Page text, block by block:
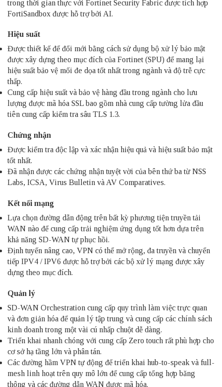
trong thời gian thực với Fortinet Security Fabric được tích hợp
FortiSandbox được hỗ trợ bởi AI.
Hiệu suất
Được thiết kế để đổi mới bằng cách sử dụng bộ xử lý bảo mật
được xây dựng theo mục đích của Fortinet (SPU) để mang lại
hiệu suất bảo vệ mối đe dọa tốt nhất trong ngành và độ trễ cực
thấp.
Cung cấp hiệu suất và bảo vệ hàng đầu trong ngành cho lưu
lượng được mã hóa SSL bao gồm nhà cung cấp tường lửa đầu
tiên cung cấp kiểm tra sâu TLS 1.3.
Chứng nhận
Được kiểm tra độc lập và xác nhận hiệu quả và hiệu suất bảo mật
tốt nhất.
Đã nhận được các chứng nhận tuyệt vời của bên thứ ba từ NSS
Labs, ICSA, Virus Bulletin và AV Comparatives.
Kết nối mạng
Lựa chọn đường dẫn động trên bất kỳ phương tiện truyền tải
WAN nào để cung cấp trải nghiệm ứng dụng tốt hơn dựa trên
khả năng SD-WAN tự phục hồi.
Định tuyến nâng cao, VPN có thể mở rộng, đa truyền và chuyển
tiếp IPV4 / IPV6 được hỗ trợ bởi các bộ xử lý mạng được xây
dựng theo mục đích.
Quản lý
SD-WAN Orchestration cung cấp quy trình làm việc trực quan
và đơn giản hóa để quản lý tập trung và cung cấp các chính sách
kinh doanh trong một vài cú nhấp chuột dễ dàng.
Triển khai nhanh chóng với cung cấp Zero touch rất phù hợp cho
cơ sở hạ tầng lớn và phân tán.
Các đường hầm VPN tự động để triển khai hub-to-speak và full-
mesh linh hoạt trên quy mô lớn để cung cấp tổng hợp băng
thông và các đường dẫn WAN được mã hóa.